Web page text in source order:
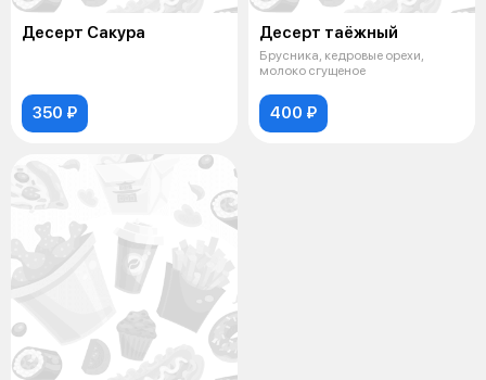
Десерт Сакура
350 ₽
Десерт таёжный
Брусника, кедровые орехи,
молоко сгущеное
400 ₽